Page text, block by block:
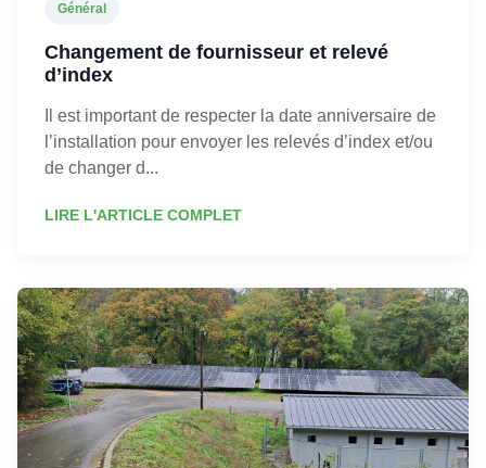
Général
Changement de fournisseur et relevé
d’index
Il est important de respecter la date anniversaire de
l’installation pour envoyer les relevés d’index et/ou
de changer d...
LIRE L'ARTICLE COMPLET